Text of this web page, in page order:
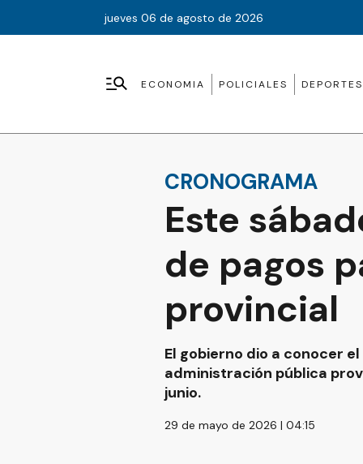
jueves 06 de agosto de 2026
ECONOMIA POLICIALES DEPORTES
CRONOGRAMA
Este
de pagos
provincial
El gobierno dio a conocer
administración pública
junio.
29 de mayo de 2026 | 04:15